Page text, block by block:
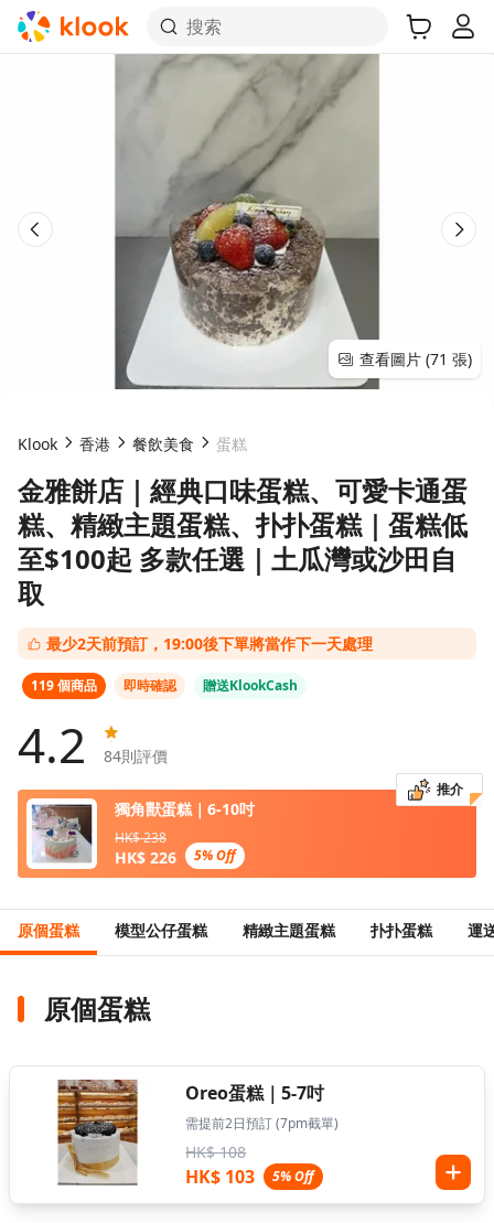
搜索
查看圖片 (71 張)
Klook 香港 餐飲美食 蛋糕
金雅餅店｜經典口味蛋糕、可愛卡通蛋
糕、精緻主題蛋糕、扑扑蛋糕｜蛋糕低
至$100起 多款任選｜土瓜灣或沙田自
取
最少2天前預訂，19:00後下單將當作下一天處理
119 個商品 即時確認 贈送KlookCash
4.2 84則評價
獨角獸蛋糕｜6-10吋
HK$ 238
HK$ 226 5% Off
推介
原個蛋糕 模型公仔蛋糕 精緻主題蛋糕 扑扑蛋糕 運
原個蛋糕
Oreo蛋糕｜5-7吋
需提前2日預訂 (7pm截單)
HK$ 108
HK$ 103 5% Off